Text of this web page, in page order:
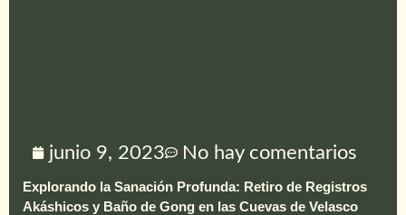
junio 9, 2023 No hay comentarios
Explorando la Sanación Profunda: Retiro de Registros
Akáshicos y Baño de Gong en las Cuevas de Velasco